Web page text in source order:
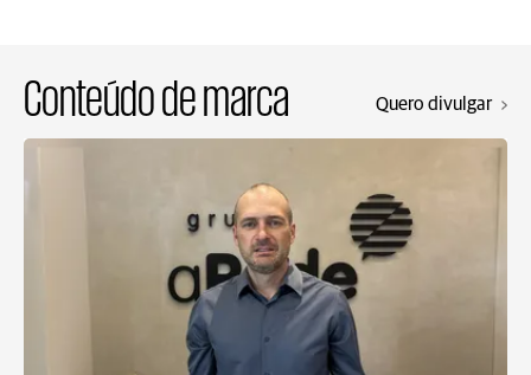
Conteúdo de marca Quero divulgar